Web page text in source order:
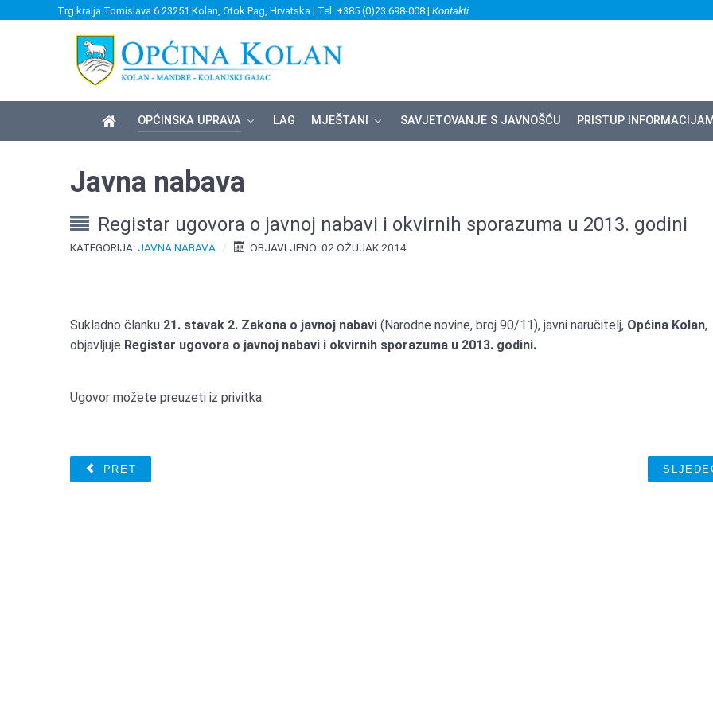
Trg kralja Tomislava 6 23251 Kolan, Otok Pag, Hrvatska | Tel. +385 (0)23 698-008 | Kontakti
OPĆINSKA UPRAVA LAG MJEŠTANI SAVJETOVANJE S JAVNOŠĆU PRISTUP
Javna nabava
Registar ugovora o javnoj nabavi i okvirnih sporazuma u 2013. godini
KATEGORIJA: JAVNA NABAVA OBJAVLJENO: 02 OŽUJAK 2014
Sukladno članku 21. stavak 2. Zakona o javnoj nabavi (Narodne novine, broj 90/11), javni naručitelj, Općina Kolan,
objavljuje Registar ugovora o javnoj nabavi i okvirnih sporazuma u 2013. godini.
Ugovor možete preuzeti iz privitka.
PRET